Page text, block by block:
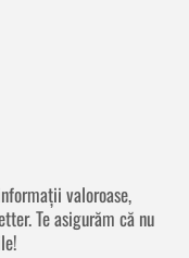
valoroase,
Te asigurăm că nu